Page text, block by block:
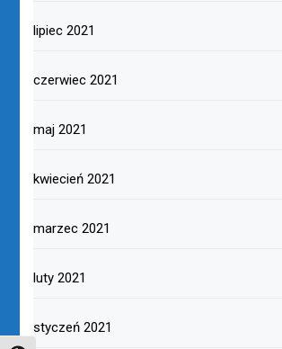
lipiec 2021
czerwiec 2021
maj 2021
kwiecień 2021
marzec 2021
luty 2021
styczeń 2021